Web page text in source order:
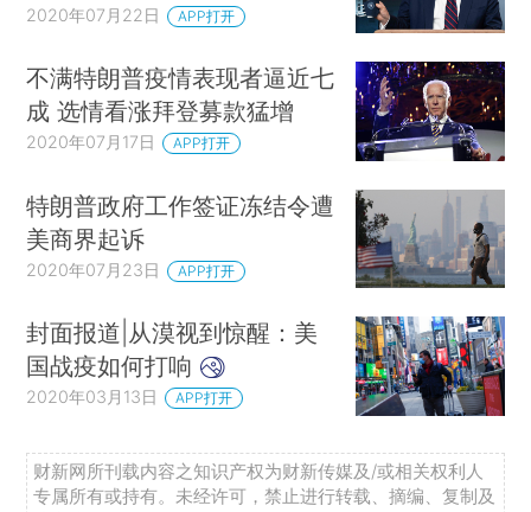
2020年07月22日 APP打开
不满特朗普疫情表现者逼近七
成 选情看涨拜登募款猛增
2020年07月17日 APP打开
特朗普政府工作签证冻结令遭
美商界起诉
2020年07月23日 APP打开
封面报道|从漠视到惊醒：美
国战疫如何打响
2020年03月13日 APP打开
财新网所刊载内容之知识产权为财新传媒及/或相关权利人
专属所有或持有。未经许可，禁止进行转载、摘编、复制及